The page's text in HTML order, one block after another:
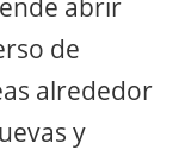
abrir
de
alrededor
y